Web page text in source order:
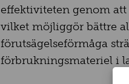
effektiviteten genom
vilket möjliggör bättre
förutsägelseförmåga
förbrukningsmateriel i